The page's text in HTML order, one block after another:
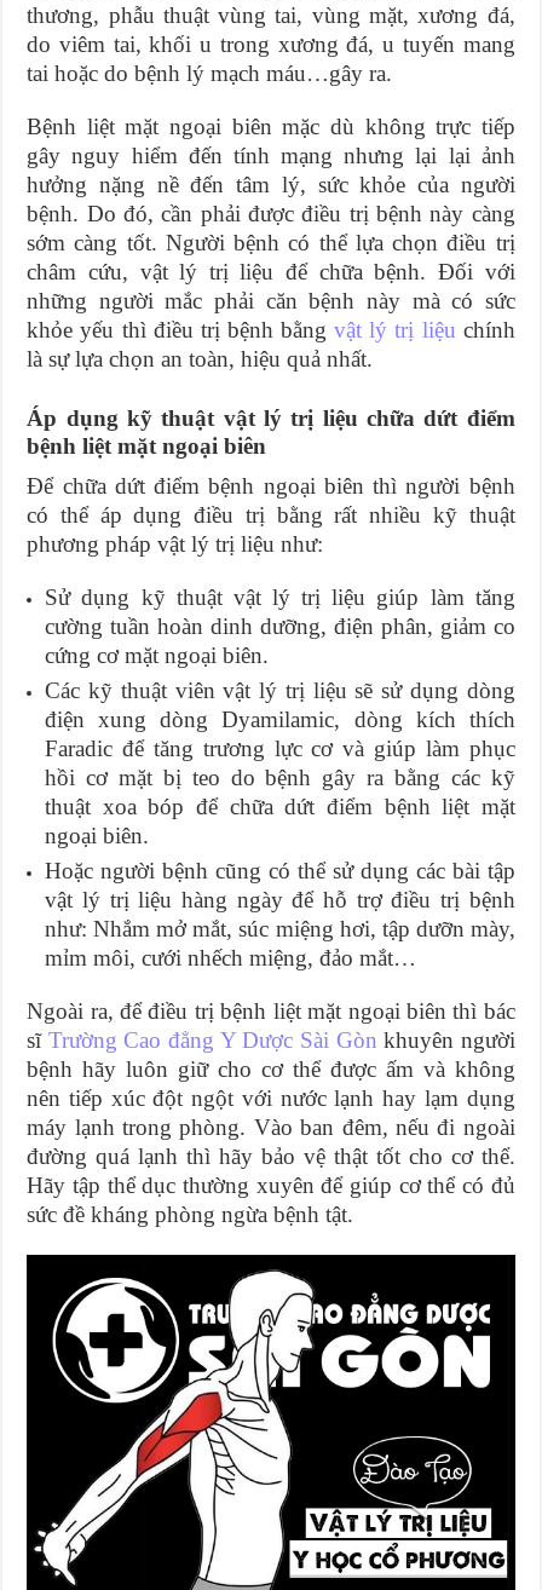
thương, phẫu thuật vùng tai, vùng mặt, xương đá,
do viêm tai, khối u trong xương đá, u tuyến mang
tai hoặc do bệnh lý mạch máu…gây ra.
Bệnh liệt mặt ngoại biên mặc dù không trực tiếp
gây nguy hiểm đến tính mạng nhưng lại lại ảnh
hưởng nặng nề đến tâm lý, sức khỏe của người
bệnh. Do đó, cần phải được điều trị bệnh này càng
sớm càng tốt. Người bệnh có thể lựa chọn điều trị
châm cứu, vật lý trị liệu để chữa bệnh. Đối với
những người mắc phải căn bệnh này mà có sức
khỏe yếu thì điều trị bệnh bằngvật lý trị liệu chính
là sự lựa chọn an toàn, hiệu quả nhất.
Áp dụng kỹ thuật vật lý trị liệu chữa dứt điểm
bệnh liệt mặt ngoại biên
Để chữa dứt điểm bệnh ngoại biên thì người bệnh
có thể áp dụng điều trị bằng rất nhiều kỹ thuật
phương pháp vật lý trị liệu như:
Sử dụng kỹ thuật vật lý trị liệu giúp làm tăng
cường tuần hoàn dinh dưỡng, điện phân, giảm co
cứng cơ mặt ngoại biên.
Các kỹ thuật viên vật lý trị liệu sẽ sử dụng dòng
điện xung dòng Dyamilamic, dòng kích thích
Faradic để tăng trương lực cơ và giúp làm phục
hồi cơ mặt bị teo do bệnh gây ra bằng các kỹ
thuật xoa bóp để chữa dứt điểm bệnh liệt mặt
ngoại biên.
Hoặc người bệnh cũng có thể sử dụng các bài tập
vật lý trị liệu hàng ngày để hỗ trợ điều trị bệnh
như: Nhắm mở mắt, súc miệng hơi, tập dưỡn mày,
mỉm môi, cưới nhếch miệng, đảo mắt…
Ngoài ra, để điều trị bệnh liệt mặt ngoại biên thì bác
sĩ Trường Cao đẳng Y Dược Sài Gòn khuyên người
bệnh hãy luôn giữ cho cơ thể được ấm và không
nên tiếp xúc đột ngột với nước lạnh hay lạm dụng
máy lạnh trong phòng. Vào ban đêm, nếu đi ngoài
đường quá lạnh thì hãy bảo vệ thật tốt cho cơ thể.
Hãy tập thể dục thường xuyên để giúp cơ thể có đủ
sức đề kháng phòng ngừa bệnh tật.